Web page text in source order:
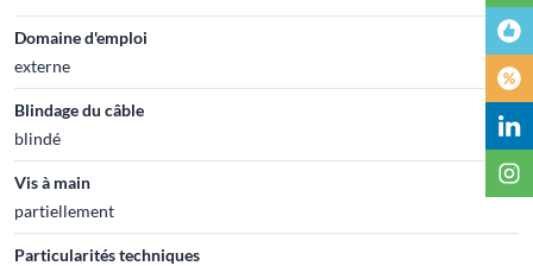
Domaine d'emploi
externe
Blindage du câble
blindé
Vis à main
partiellement
Particularités techniques